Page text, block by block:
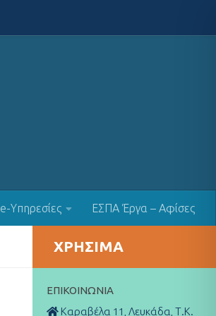
e-Υπηρεσίες ΕΣΠΑ Έργα – Αφίσες
ΧΡΉΣΙΜΑ
ΕΠΙΚΟΙΝΩΝΊΑ
Καραβέλα 11, Λευκάδα, Τ.Κ.